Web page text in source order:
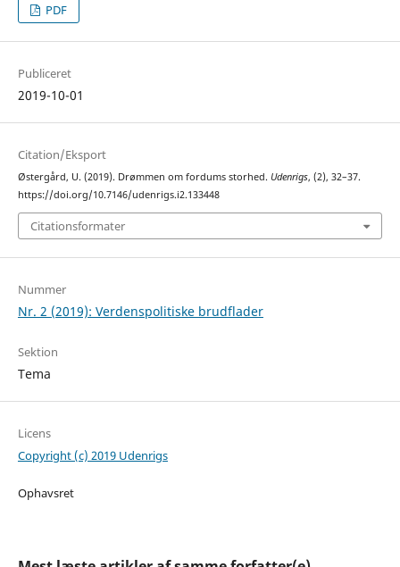
PDF
Publiceret
2019-10-01
Citation/Eksport
Østergård, U. (2019). Drømmen om fordums storhed. Udenrigs, (2), 32–37.
https://doi.org/10.7146/udenrigs.i2.133448
Citationsformater
Nummer
Nr. 2 (2019): Verdenspolitiske brudflader
Sektion
Tema
Licens
Copyright (c) 2019 Udenrigs
Ophavsret